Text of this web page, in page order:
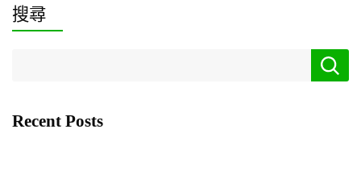
搜尋
Recent Posts